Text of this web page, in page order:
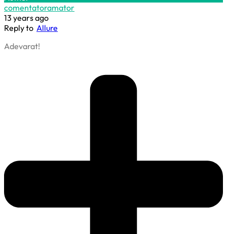
comentatoramator
13 years ago
Reply to Allure
Adevarat!